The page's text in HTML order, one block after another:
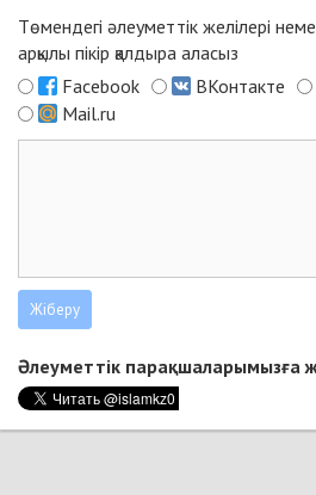
Төмендегі әлеуметтік желілері
арқылы пікір қалдыра аласыз
Facebook
ВКонтакте
Mail.ru
Әлеуметтік парақшаларымызға